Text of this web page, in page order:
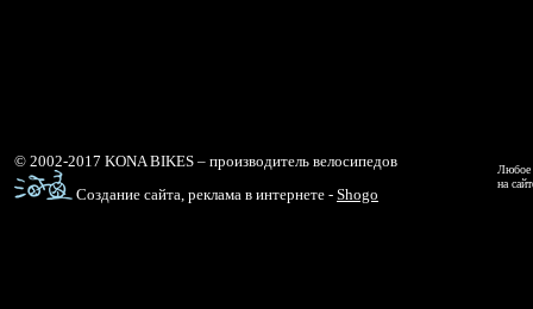
© 2002-2017 KONA BIKES – производитель велосипедов
Создание сайта, реклама в интернете - Shogo
Любое
на